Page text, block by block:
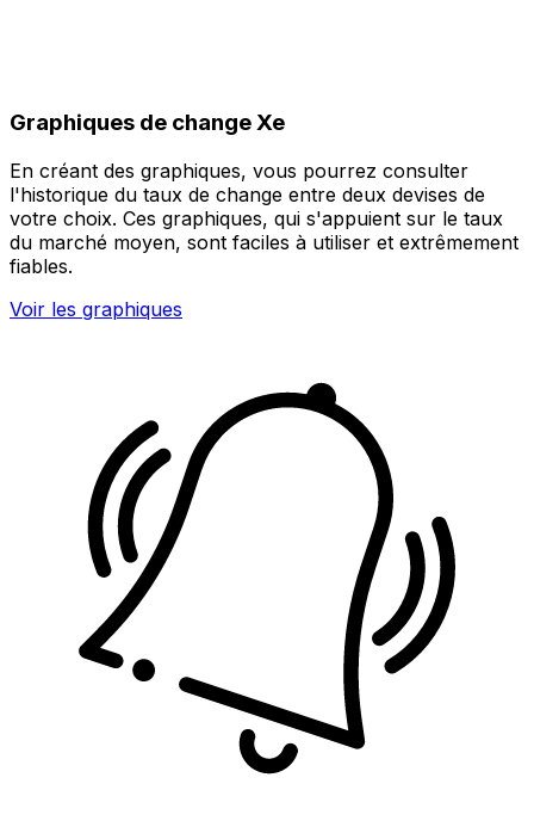
Graphiques de change Xe
En créant des graphiques, vous pourrez consulter
l'historique du taux de change entre deux devises de
votre choix. Ces graphiques, qui s'appuient sur le taux
du marché moyen, sont faciles à utiliser et extrêmement
fiables.
Voir les graphiques